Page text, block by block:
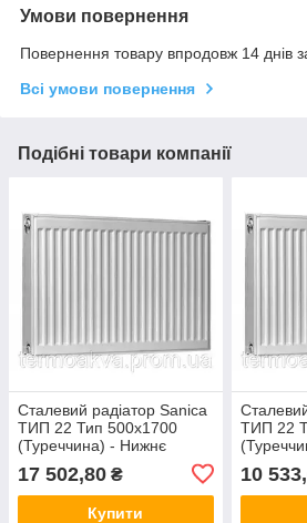
Умови повернення
Повернення товару впродовж 14 днів
Всі умови повернення
Подібні товари компанії
Сталевий радіатор Sanica
ТИП 22 Тип 500x1700
(Туреччина) - Нижнє
17 502,80 ₴
Купити
ТИП 22
10